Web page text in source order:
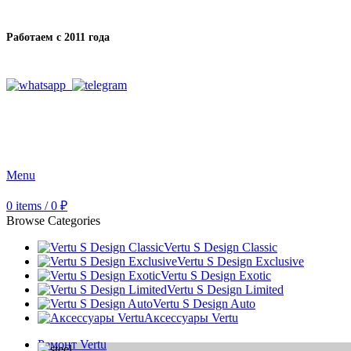
Работаем с 2011 года
Menu
0 items / 0 ₽
Browse Categories
Vertu S Design Classic
Vertu S Design Exclusive
Vertu S Design Exotic
Vertu S Design Limited
Vertu S Design Auto
Аксессуары Vertu
Ремонт Vertu